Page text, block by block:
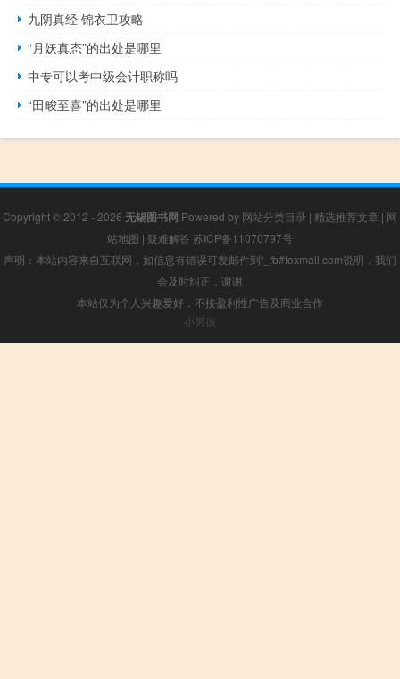
九阴真经 锦衣卫攻略
“月妖真态”的出处是哪里
中专可以考中级会计职称吗
“田畯至喜”的出处是哪里
Copyright © 2012 - 2026 无锡图书网 Powered by 网站分类目录 | 精选推荐文章 | 网
站地图 | 疑难解答 苏ICP备11070797号
声明：本站内容来自互联网，如信息有错误可发邮件到f_fb#foxmail.com说明，我们
会及时纠正，谢谢
本站仅为个人兴趣爱好，不接盈利性广告及商业合作
小男孩